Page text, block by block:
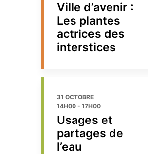
Ville d’avenir :
Les plantes
actrices des
interstices
31 OCTOBRE
14H00 - 17H00
Usages et
partages de
l’eau